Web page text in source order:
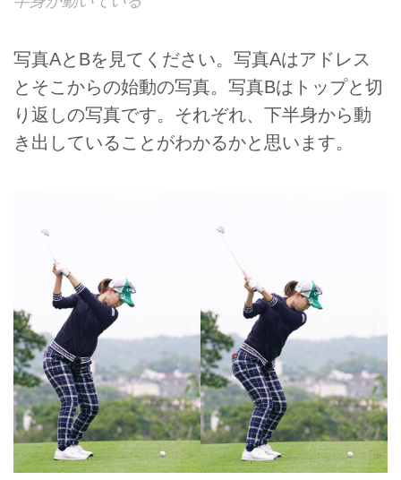
写真AとBを見てください。写真Aはアドレス
とそこからの始動の写真。写真Bはトップと切
り返しの写真です。それぞれ、下半身から動
き出していることがわかるかと思います。